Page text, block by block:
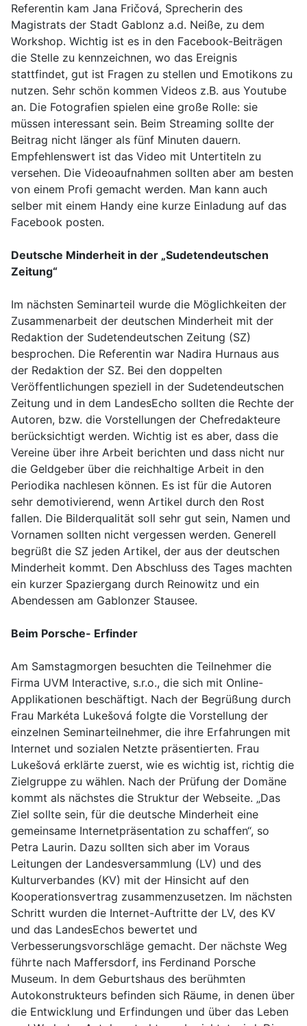
Referentin kam Jana Fričová, Sprecherin des
Magistrats der Stadt Gablonz a.d. Neiße, zu dem
Workshop. Wichtig ist es in den Facebook-Beiträgen
die Stelle zu kennzeichnen, wo das Ereignis
stattfindet, gut ist Fragen zu stellen und Emotikons zu
nutzen. Sehr schön kommen Videos z.B. aus Youtube
an. Die Fotografien spielen eine große Rolle: sie
müssen interessant sein. Beim Streaming sollte der
Beitrag nicht länger als fünf Minuten dauern.
Empfehlenswert ist das Video mit Untertiteln zu
versehen. Die Videoaufnahmen sollten aber am besten
von einem Profi gemacht werden. Man kann auch
selber mit einem Handy eine kurze Einladung auf das
Facebook posten.
Deutsche Minderheit in der „Sudetendeutschen
Zeitung“
Im nächsten Seminarteil wurde die Möglichkeiten der
Zusammenarbeit der deutschen Minderheit mit der
Redaktion der Sudetendeutschen Zeitung (SZ)
besprochen. Die Referentin war Nadira Hurnaus aus
der Redaktion der SZ. Bei den doppelten
Veröffentlichungen speziell in der Sudetendeutschen
Zeitung und in dem LandesEcho sollten die Rechte der
Autoren, bzw. die Vorstellungen der Chefredakteure
berücksichtigt werden. Wichtig ist es aber, dass die
Vereine über ihre Arbeit berichten und dass nicht nur
die Geldgeber über die reichhaltige Arbeit in den
Periodika nachlesen können. Es ist für die Autoren
sehr demotivierend, wenn Artikel durch den Rost
fallen. Die Bilderqualität soll sehr gut sein, Namen und
Vornamen sollten nicht vergessen werden. Generell
begrüßt die SZ jeden Artikel, der aus der deutschen
Minderheit kommt. Den Abschluss des Tages machten
ein kurzer Spaziergang durch Reinowitz und ein
Abendessen am Gablonzer Stausee.
Beim Porsche- Erfinder
Am Samstagmorgen besuchten die Teilnehmer die
Firma UVM Interactive, s.r.o., die sich mit Online-
Applikationen beschäftigt. Nach der Begrüßung durch
Frau Markéta Lukešová folgte die Vorstellung der
einzelnen Seminarteilnehmer, die ihre Erfahrungen mit
Internet und sozialen Netzte präsentierten. Frau
Lukešová erklärte zuerst, wie es wichtig ist, richtig die
Zielgruppe zu wählen. Nach der Prüfung der Domäne
kommt als nächstes die Struktur der Webseite. „Das
Ziel sollte sein, für die deutsche Minderheit eine
gemeinsame Internetpräsentation zu schaffen“, so
Petra Laurin. Dazu sollten sich aber im Voraus
Leitungen der Landesversammlung (LV) und des
Kulturverbandes (KV) mit der Hinsicht auf den
Kooperationsvertrag zusammenzusetzen. Im nächsten
Schritt wurden die Internet-Auftritte der LV, des KV
und das LandesEchos bewertet und
Verbesserungsvorschläge gemacht. Der nächste Weg
führte nach Maffersdorf, ins Ferdinand Porsche
Museum. In dem Geburtshaus des berühmten
Autokonstrukteurs befinden sich Räume, in denen über
die Entwicklung und Erfindungen und über das Leben